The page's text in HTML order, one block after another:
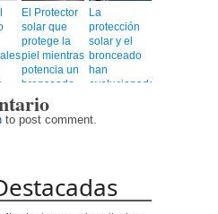
El Protector
solar que
protege la
piel mientras
potencia un
bronceado
más rápido,
uniforme y
duradero
La
protección
solar y el
bronceado
han
evolucionado
to post comment.